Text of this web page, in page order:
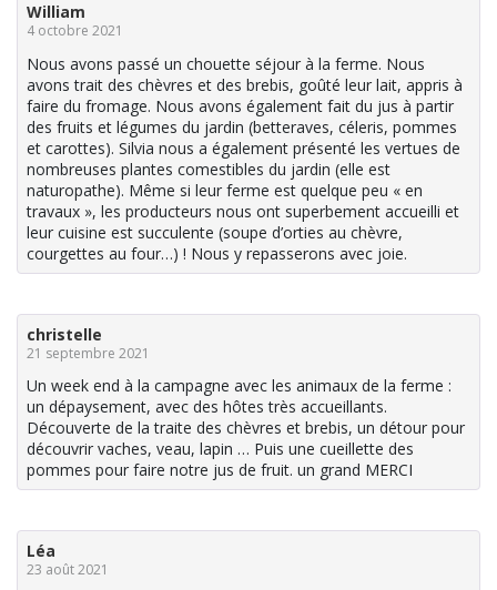
William
4 octobre 2021
Nous avons passé un chouette séjour à la ferme. Nous
avons trait des chèvres et des brebis, goûté leur lait, appris à
faire du fromage. Nous avons également fait du jus à partir
des fruits et légumes du jardin (betteraves, céleris, pommes
et carottes). Silvia nous a également présenté les vertues de
nombreuses plantes comestibles du jardin (elle est
naturopathe). Même si leur ferme est quelque peu « en
travaux », les producteurs nous ont superbement accueilli et
leur cuisine est succulente (soupe d’orties au chèvre,
courgettes au four…) ! Nous y repasserons avec joie.
christelle
21 septembre 2021
Un week end à la campagne avec les animaux de la ferme :
un dépaysement, avec des hôtes très accueillants.
Découverte de la traite des chèvres et brebis, un détour pour
découvrir vaches, veau, lapin … Puis une cueillette des
pommes pour faire notre jus de fruit. un grand MERCI
Léa
23 août 2021